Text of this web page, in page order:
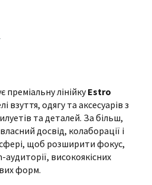
преміальну лінійкуEstro
взуття, одягу та аксесуарів з
та деталей. За більш,
досвід, колаборації і
щоб розширити фокус,
високоякісних
форм.